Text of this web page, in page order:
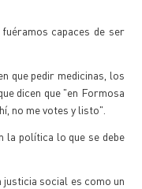
capaces de ser
que pedir medicinas, los
dicen que "en Formosa
no me votes y listo".
la política lo que se debe
social es como un